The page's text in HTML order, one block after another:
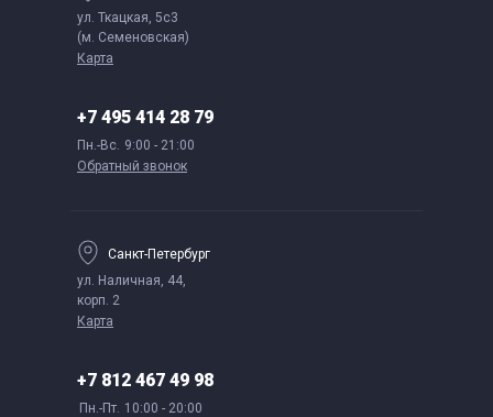
ул. Ткацкая, 5с3
(м. Семеновская)
Карта
+7 495 414 28 79
Пн.-Вс. 9:00 - 21:00
Обратный звонок
Санкт-Петербург
ул. Наличная, 44,
корп. 2
Карта
+7 812 467 49 98
Пн.-Пт. 10:00 - 20:00